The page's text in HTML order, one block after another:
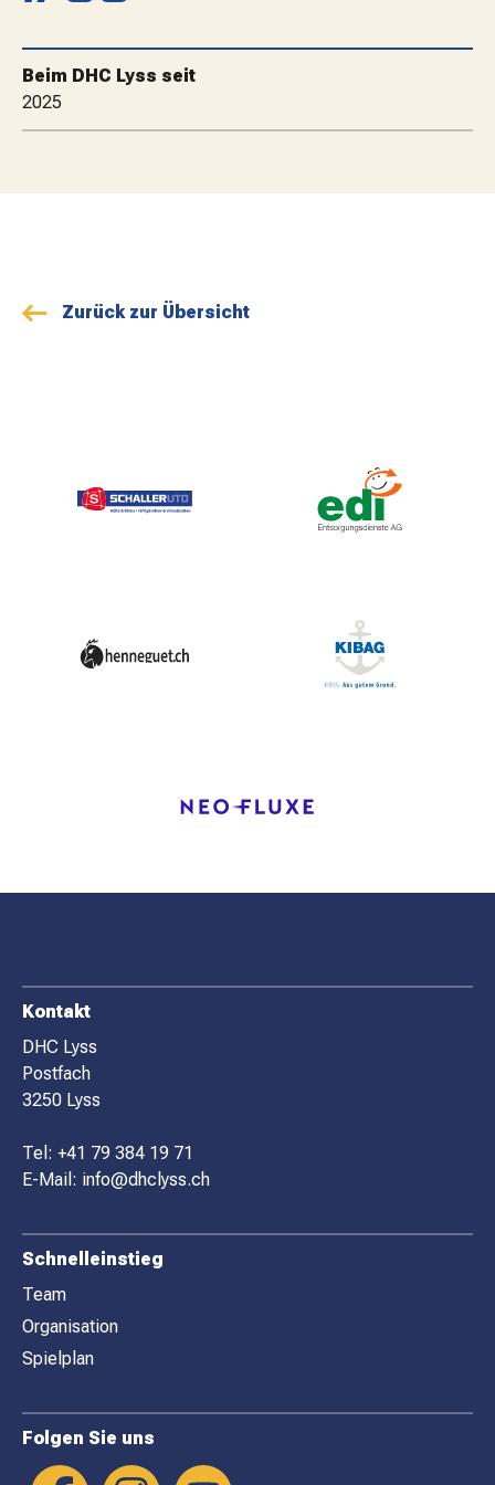
AKTUELLES
SPONSOREN
Beim DHC Lyss seit
2025
Zurück zur Übersicht
F
O
O
T
E
R
Kontakt
DHC Lyss
Postfach
3250 Lyss
Tel: +41 79 384 19 71
E-Mail: info@dhclyss.ch
Schnelleinstieg
Team
Organisation
Spielplan
Folgen Sie uns